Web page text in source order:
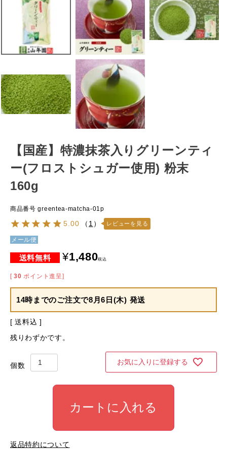
【国産】特濃抹茶入りグリーンティ
ー(フロストシュガー使用) 粉末
160g
商品番号 greentea-matcha-01p
5.00 （ 1 ） レビューを見る
メール便
¥1,480税込
[ 30 ポイント進呈]
14時までのご注文で8月6日(木) 発送
送料込
残りわずかです。
お気に入りに登録する
カートに入れる
返品特約について